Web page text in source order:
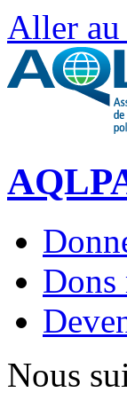
Aller
Dons
Nous